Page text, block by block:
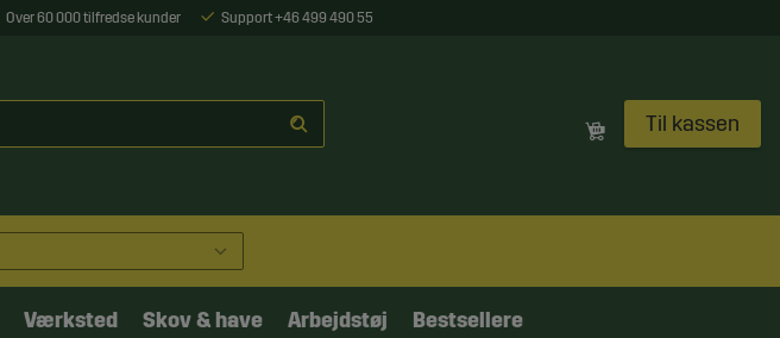
Over 60 000 tilfredse kunder Support +46 499 490 55
Til kassen
Værksted Skov & have Arbejdstøj Bestsellere